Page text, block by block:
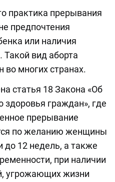
практика прерывания
предпочтения
или наличия
Такой вид аборта
во многих странах.
статья 18 Закона «Об
здоровья граждан», где
прерывание
по желанию женщины
до 12 недель, а также
при наличии
угрожающих жизни